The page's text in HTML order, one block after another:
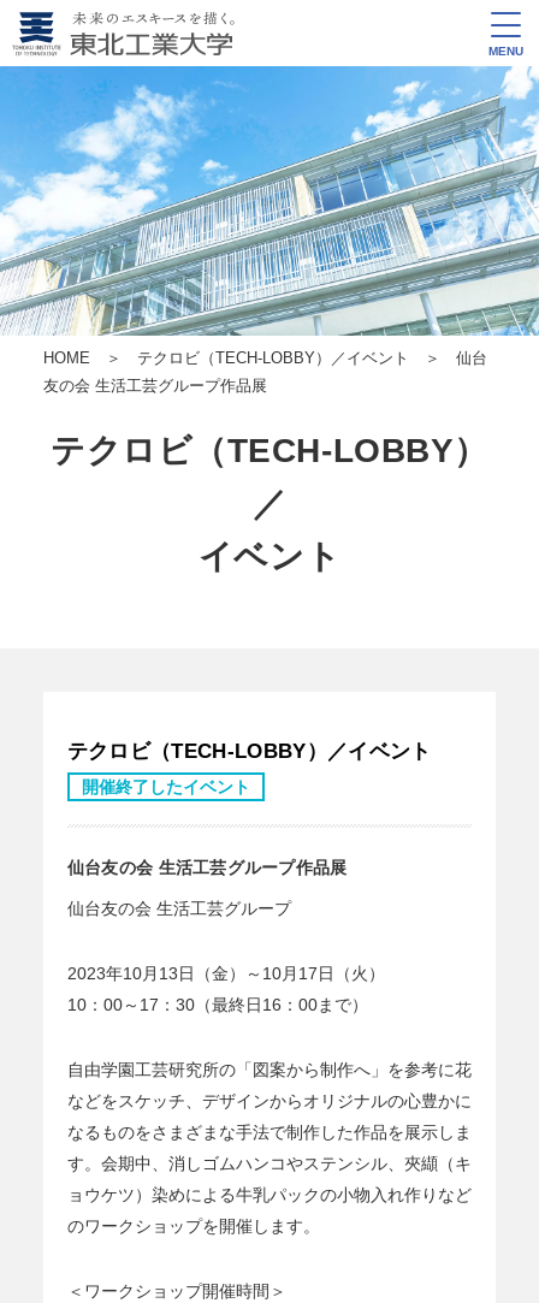
MENU
HOME ＞ テクロビ（TECH-LOBBY）／イベント
＞ 仙台
友の会 生活工芸グループ作品展
テクロビ（TECH-LOBBY）
／
イベント
テクロビ（TECH-LOBBY）／イベント
開催終了したイベント
仙台友の会 生活工芸グループ作品展
仙台友の会 生活工芸グループ
2023年10月13日（金）～10月17日（火）
10：00～17：30（最終日16：00まで）
自由学園工芸研究所の「図案から制作へ」を参考に花
などをスケッチ、デザインからオリジナルの心豊かに
なるものをさまざまな手法で制作した作品を展示しま
す。会期中、消しゴムハンコやステンシル、夾纈（キ
ョウケツ）染めによる牛乳パックの小物入れ作りなど
のワークショップを開催します。
＜ワークショップ開催時間＞